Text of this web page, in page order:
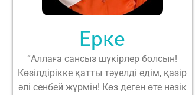
Ерке
“Аллаға сансыз шүкірлер болсын!
Көзілдірікке қатты тәуелді едім, қазір
әлі сенбей жүрмін! Көз деген өте нәзік